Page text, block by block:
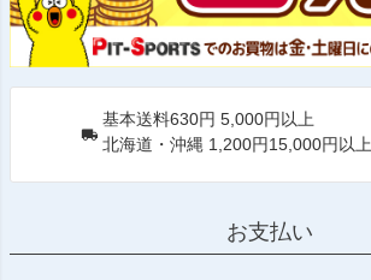
基本送料630円 5,000円以上
北海道・沖縄 1,200円15,000円以上
お支払い